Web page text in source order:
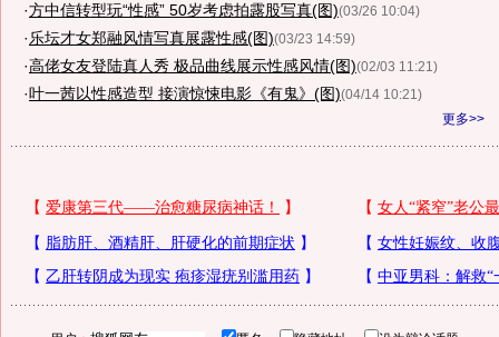
·方中信转型玩“性感” 50岁考虑拍露股写真(图)(03/26 10:04)
· 乐坛才女郑融风情写真展露性感(图)(03/23 14:59)
·高佬女友登陆真人秀 极品曲线展示性感风情(图)(02/03 11:21)
·叶一茜以性感造型 接演惊悚电影《有鬼》(图)(04/14 10:21)
更多>>